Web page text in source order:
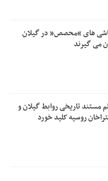
های “محصص” در گیلان
می گیرند
مستند تاریخی روابط گیلان و
روسیه کلید خورد